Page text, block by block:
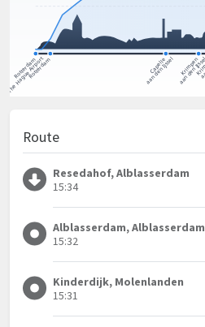
Route
Resedahof, Alblasserdam
15:34
Alblasserdam, Alblasserdam
15:32
Kinderdijk, Molenlanden
15:31